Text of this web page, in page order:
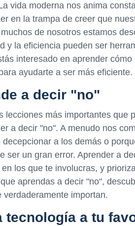
vida moderna nos anima
en la trampa de creer que
de nosotros estamos
y la eficiencia pueden ser
interesado en aprender
ayudarte a ser más eficiente.
a decir "no"
lecciones más importantes que
a decir "no". A menudo nos
decepcionar a los demás o
ser un gran error. Aprender a
los que te involucras, y
aprendas a decir "no",
verdaderamente importan.
tecnología a tu